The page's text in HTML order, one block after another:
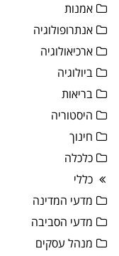
אמנות
אנתרופולוגיה
ארכיאולוגיה
ביולוגיה
בריאות
היסטוריה
חינוך
כלכלה
כללי
מדעי המדינה
מדעי הסביבה
מנהל עסקים